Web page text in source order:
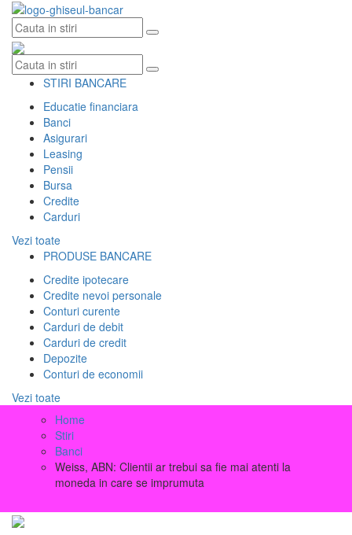
Skip
content
STIRI BANCARE
Educatie financiara
Banci
Asigurari
Leasing
Pensii
Bursa
Credite
Carduri
Vezi toate
PRODUSE BANCARE
Credite ipotecare
Credite nevoi personale
Conturi curente
Carduri de debit
Carduri de credit
Depozite
Conturi de economii
Vezi toate
Home
Stiri
Banci
Weiss, ABN: Clientii ar trebui sa fie mai atenti la
moneda in care se imprumuta